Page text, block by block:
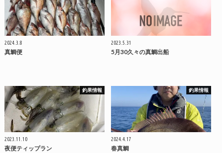
2024.3.8
真鯛便
2023.5.31
5月30久々の真鯛出船
釣果情報
2023.11.10
夜便ティップラン
釣果情報
2024.4.17
春真鯛